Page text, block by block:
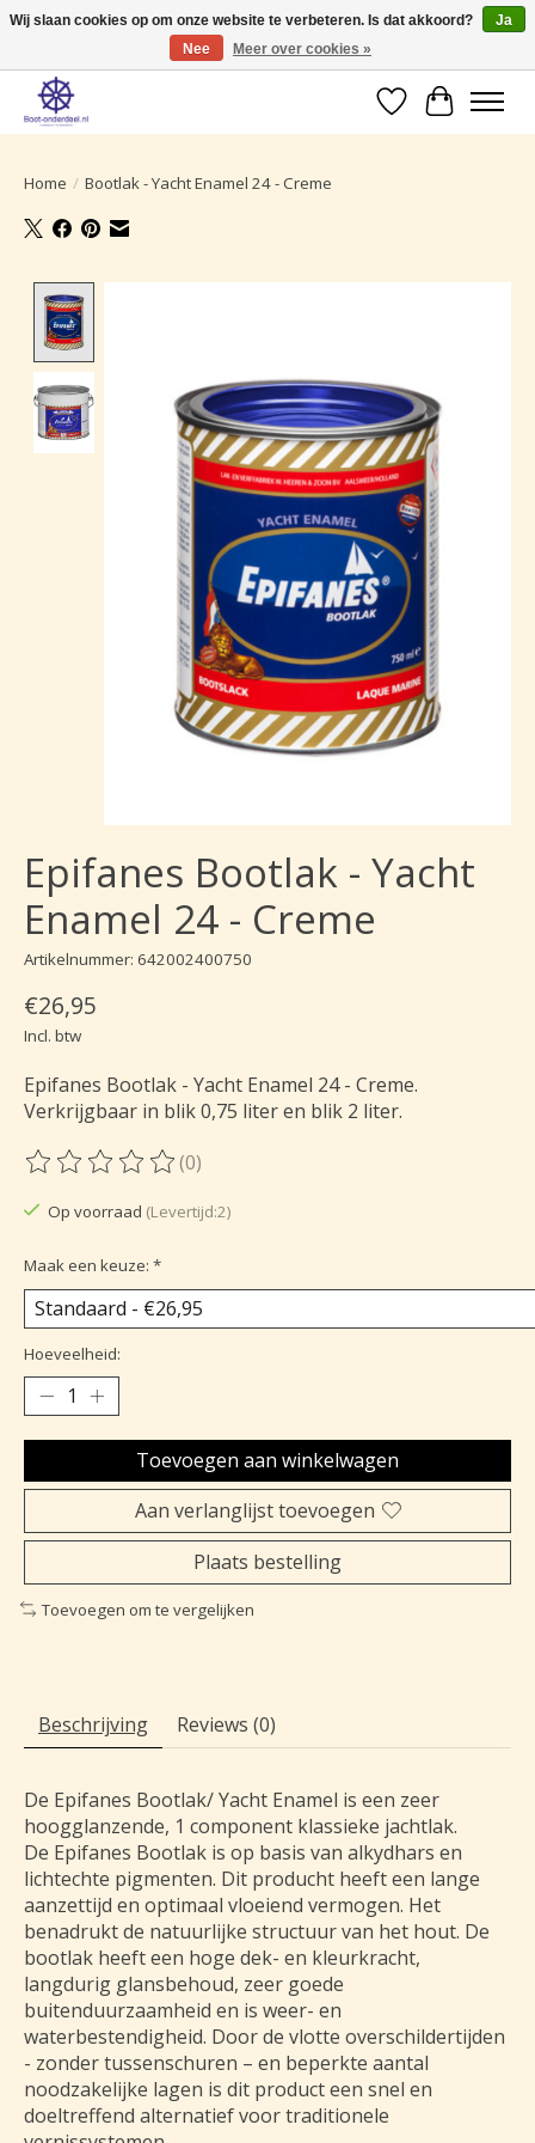
Ruime selectie producten voor uw boot onderhoud.
Verlanglijst
Home / Bootlak - Yacht Enamel 24 - Creme
Epifanes Bootlak - Yacht
Enamel 24 - Creme
Artikelnummer: 642002400750
€26,95
Incl. btw
Epifanes Bootlak - Yacht Enamel 24 - Creme.
Verkrijgbaar in blik 0,75 liter en blik 2 liter.
De beoordeling van dit product is
(0)
Op voorraad (Levertijd:2)
Maak een keuze: *
Hoeveelheid:
Toevoegen aan winkelwagen
Aan verlanglijst toevoegen
Plaats bestelling
Toevoegen om te vergelijken
Beschrijving Reviews (0)
De Epifanes Bootlak/ Yacht Enamel is een zeer
hoogglanzende, 1 component klassieke jachtlak.
De Epifanes Bootlak is op basis van alkydhars en
lichtechte pigmenten. Dit producht heeft een lange
aanzettijd en optimaal vloeiend vermogen. Het
benadrukt de natuurlijke structuur van het hout. De
bootlak heeft een hoge dek- en kleurkracht,
langdurig glansbehoud, zeer goede
buitenduurzaamheid en is weer- en
waterbestendigheid. Door de vlotte overschildertijden
- zonder tussenschuren – en beperkte aantal
noodzakelijke lagen is dit product een snel en
doeltreffend alternatief voor traditionele
Wij slaan cookies op om onze website te verbeteren. Is dat akkoord?
Ja
Nee
Meer over cookies »